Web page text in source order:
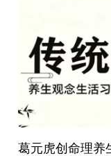
葛元虎创命理养